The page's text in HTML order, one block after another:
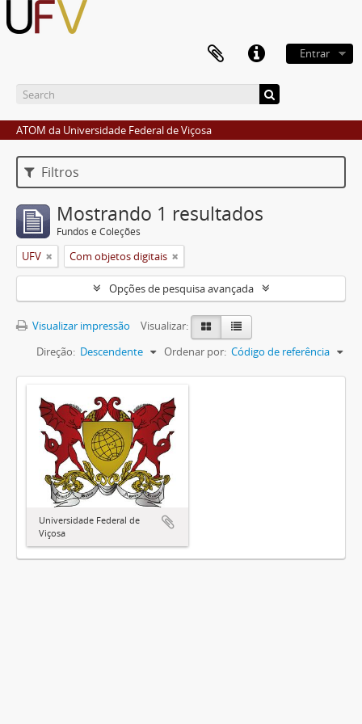
Entrar
ATOM da Universidade Federal de Viçosa
Filtros
Mostrando 1 resultados
Fundos e Coleções
UFV Com objetos digitais
Opções de pesquisa avançada
Visualizar impressão
Visualizar:
Ordenar por: Código de referência
Direção: Descendente
Universidade Federal de
Viçosa